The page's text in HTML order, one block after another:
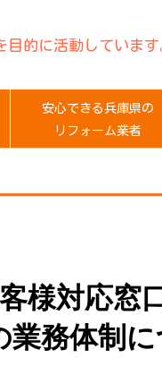
的に活動しています
安心できる兵庫県の
リフォーム業者
様対応
業務体制